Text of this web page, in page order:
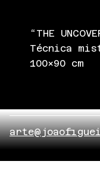
“THE
Técnica
100x90 cm